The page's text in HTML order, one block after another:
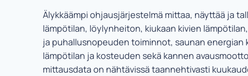
Älykkäämpi ohjausjärjestelmä mittaa, näyttää ja
lämpötilan, löylynheiton, kiukaan kivien
ja puhallusnopeuden toiminnot, saunan energian
lämpötilan ja kosteuden sekä kannen
mittausdata on nähtävissä taannehtivasti